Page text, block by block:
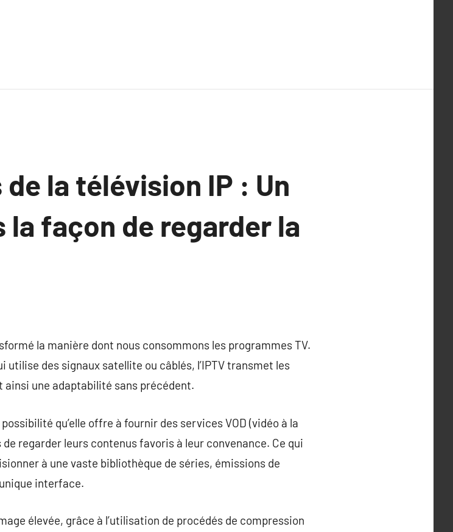
de la télévision IP : Un
façon de regarder la
la manière dont nous consommons les programmes TV.
des signaux satellite ou câblés, l’IPTV transmet les
une adaptabilité sans précédent.
qu’elle offre à fournir des services VOD (vidéo à la
regarder leurs contenus favoris à leur convenance. Ce qui
à une vaste bibliothèque de séries, émissions de
interface.
élevée, grâce à l’utilisation de procédés de compression